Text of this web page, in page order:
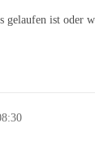
gelaufen ist oder